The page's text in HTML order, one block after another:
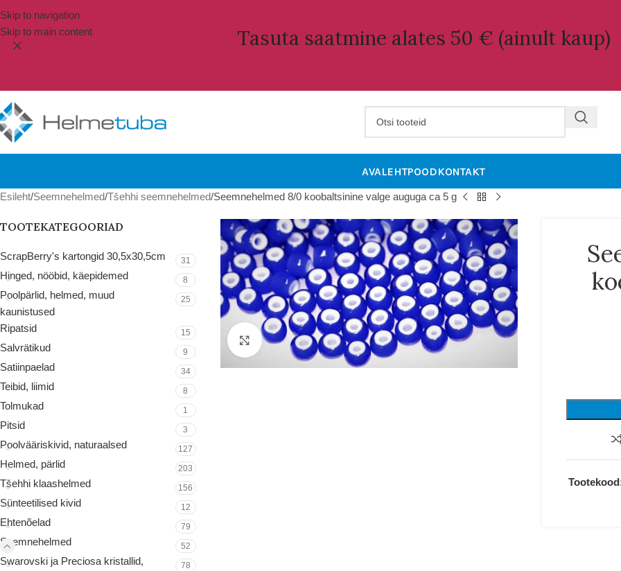
Skip to navigation
Skip to main content
Tasuta saatmine alates 50 € (ainult kaup)
AVALEHTPOODKONTAKT
Esileht Seemnehelmed Tšehhi seemnehelmed Seemnehelmed 8/0 koobaltsinine valge auguga ca 5 g
TOOTEKATEGOORIAD
ScrapBerry's kartongid 30,5x30,5cm 31
Hinged, nööbid, käepidemed 8
Poolpärlid, helmed, muud
kaunistused
25
Ripatsid 15
Salvrätikud 9
Satiinpaelad 34
Teibid, liimid 8
Tolmukad 1
Pitsid 3
Poolvääriskivid, naturaalsed 127
Helmed, pärlid 203
Tšehhi klaashelmed 156
Sünteetilised kivid 12
Ehtenõelad 79
Seemnehelmed 52
Swarovski ja Preciosa kristallid,
78
Suurenda